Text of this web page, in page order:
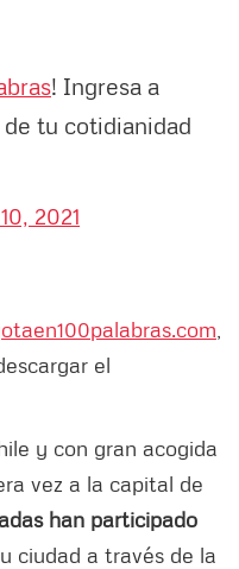
! Ingresa a
tu cotidianidad
2021
el
y con gran acogida
vez a la capital de
han participado
ciudad a través de la